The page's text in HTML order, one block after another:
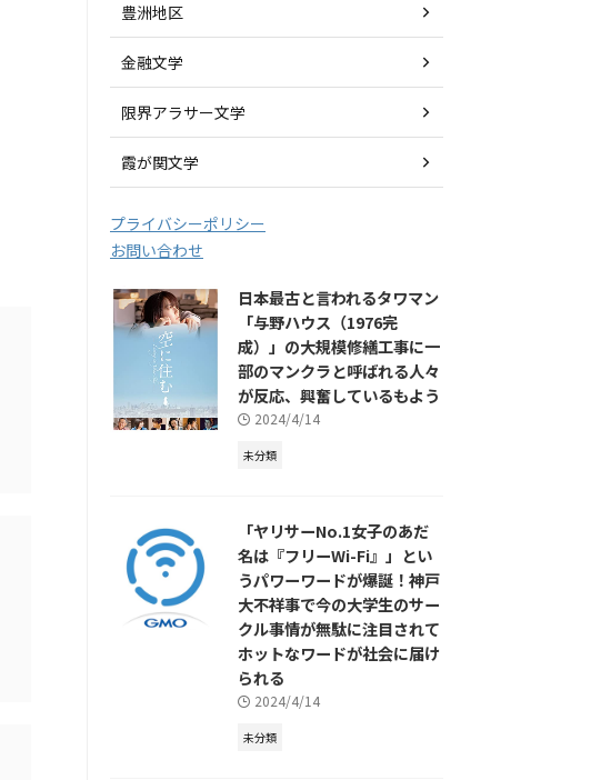
豊洲地区
金融文学
限界アラサー文学
霞が関文学
プライバシーポリシー
お問い合わせ
日本最古と言われるタワマン
「与野ハウス（1976完
成）」の大規模修繕工事に一
部のマンクラと呼ばれる人々
が反応、興奮しているもよう
2024/4/14
未分類
「ヤリサーNo.1女子のあだ
名は『フリーWi-Fi』」とい
うパワーワードが爆誕！神戸
大不祥事で今の大学生のサー
クル事情が無駄に注目されて
ホットなワードが社会に届け
られる
2024/4/14
未分類